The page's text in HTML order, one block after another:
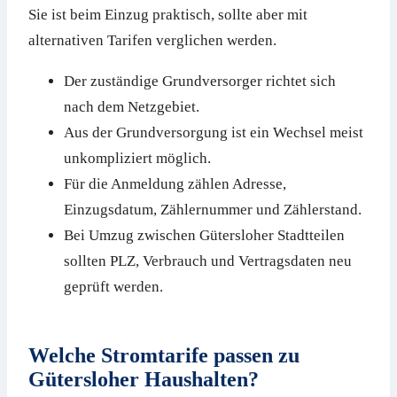
Sie ist beim Einzug praktisch, sollte aber mit
alternativen Tarifen verglichen werden.
Der zuständige Grundversorger richtet sich
nach dem Netzgebiet.
Aus der Grundversorgung ist ein Wechsel meist
unkompliziert möglich.
Für die Anmeldung zählen Adresse,
Einzugsdatum, Zählernummer und Zählerstand.
Bei Umzug zwischen Gütersloher Stadtteilen
sollten PLZ, Verbrauch und Vertragsdaten neu
geprüft werden.
Welche Stromtarife passen zu
Gütersloher Haushalten?